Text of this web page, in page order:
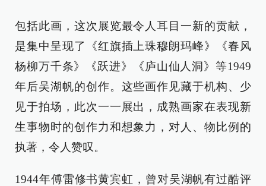
包括此画，这次展览最令人耳目一新的贡献，
是集中呈现了《红旗插上珠穆朗玛峰》《春风
杨柳万千条》《跃进》《庐山仙人洞》等1949
年后吴湖帆的创作。这些画作见藏于机构、少
见于拍场，此次一一展出，成熟画家在表现新
生事物时的创作力和想象力，对人、物比例的
执著，令人赞叹。
1944年傅雷修书黄宾虹，曾对吴湖帆有过酷评